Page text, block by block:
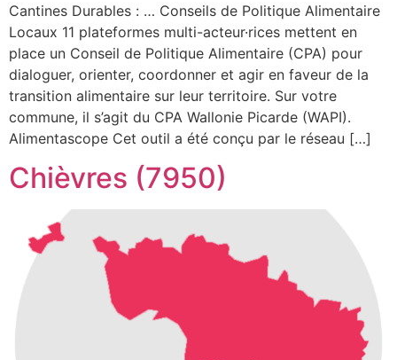
Cantines Durables : … Conseils de Politique Alimentaire
Locaux 11 plateformes multi-acteur·rices mettent en
place un Conseil de Politique Alimentaire (CPA) pour
dialoguer, orienter, coordonner et agir en faveur de la
transition alimentaire sur leur territoire. Sur votre
commune, il s’agit du CPA Wallonie Picarde (WAPI).
Alimentascope Cet outil a été conçu par le réseau […]
Chièvres (7950)